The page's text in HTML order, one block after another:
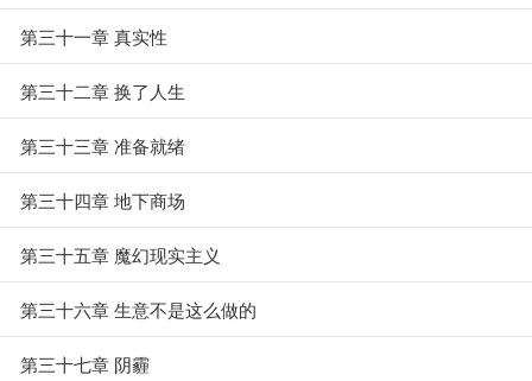
第三十一章 真实性
第三十二章 换了人生
第三十三章 准备就绪
第三十四章 地下商场
第三十五章 魔幻现实主义
第三十六章 生意不是这么做的
第三十七章 阴霾